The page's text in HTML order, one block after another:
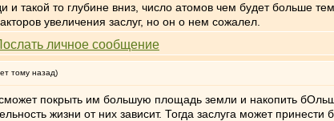
и такой то глубине вниз, число атомов чем будет больше
увеличения заслуг, но он о нем сожалел.
тому назад)
покрыть им большую площадь земли и накопить
жизни от них зависит. Тогда заслуга может